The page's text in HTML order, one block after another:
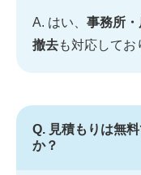
A. はい、 事務所
撤去も対応してお
Q. 見積もりは無
か？